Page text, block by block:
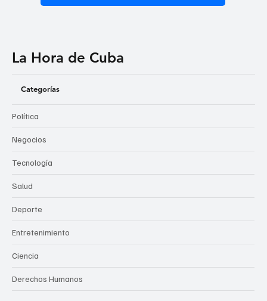
La Hora de Cuba
Categorías
Política
Negocios
Tecnología
Salud
Deporte
Entretenimiento
Ciencia
Derechos Humanos